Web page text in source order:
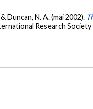
Duncan, N. A. (mai 2002).
Research